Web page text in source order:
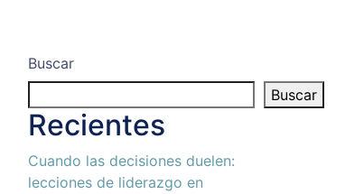
Buscar
Buscar
Recientes
Cuando las decisiones duelen:
lecciones de liderazgo en